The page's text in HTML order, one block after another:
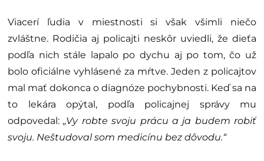
Viacerí ľudia v miestnosti si však všimli niečo
zvláštne. Rodičia aj policajti neskôr uviedli, že dieťa
podľa nich stále lapalo po dychu aj po tom, čo už
bolo oficiálne vyhlásené za mŕtve. Jeden z policajtov
mal mať dokonca o diagnóze pochybnosti. Keď sa na
to lekára opýtal, podľa policajnej správy mu
odpovedal:„Vy robte svoju prácu a ja budem robiť
svoju. Neštudoval som medicínu bez dôvodu.“